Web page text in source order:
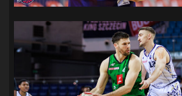
WYGRANA(43) ZAGŁĘBIE LUBIN(36)
ŚWIT SKOLWIN